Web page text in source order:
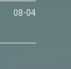
08-04